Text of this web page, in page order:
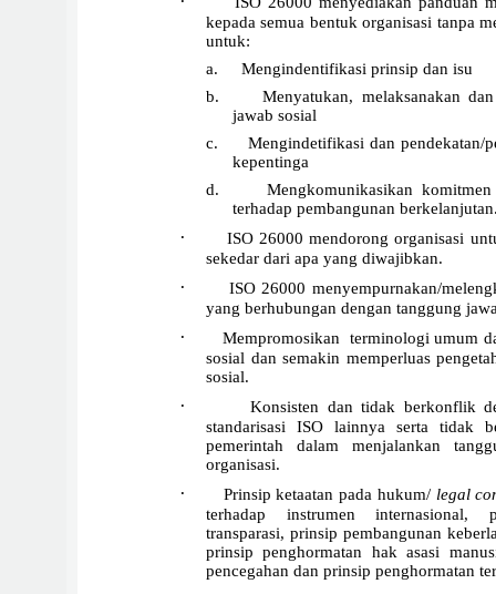
kepada semua bentuk organisasi tanpa
untuk:
a.
Mengindentifikasi prinsip dan isu
b.
Menyatukan, melaksanakan
jawab sosial
c.
Mengindetifikasi dan pendekatan/
kepentinga
d.
Mengkomunikasikan
terhadap pembangunan
·
ISO 26000 mendorong organisasi
sekedar dari apa yang diwajibkan.
·
ISO 26000 menyempurnakan/
yang berhubungan dengan tanggung
·
Mempromosikan terminologi umum
sosial dan semakin memperluas
sosial.
·
Konsisten dan tidak berkonflik
standarisasi ISO lainnya serta tidak
pemerintah dalam menjalankan
organisasi.
· Prinsip ketaatan pada hukum/ legal
terhadap instrumen internasional,
transparasi, prinsip pembangunan
prinsip penghormatan hak asasi
pencegahan dan prinsip penghormatan